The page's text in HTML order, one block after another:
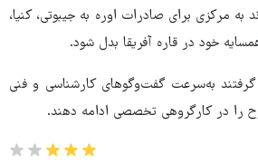
به مرکزی برای صادرات اوره به جیبوتی، کنیا،
خود در قاره آفریقا بدل شود.
به‌سرعت گفت‌وگوهای کارشناسی و فنی
را در کارگروهی تخصصی ادامه دهند.